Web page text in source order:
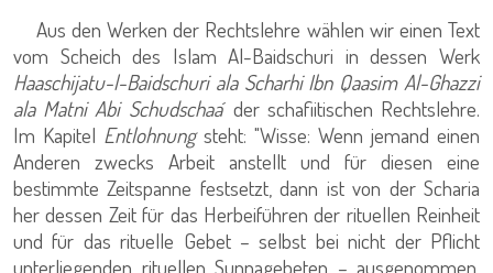
Aus den Werken der Rechtslehre wählen wir einen Text
vom Scheich des Islam Al-Baidschuri in dessen Werk
Haaschijatu-l-Baidschuri ala Scharhi Ibn Qaasim Al-Ghazzi
ala Matni Abi Schudschaa´ der schafiitischen Rechtslehre.
Im Kapitel Entlohnungsteht: "Wisse: Wenn jemand einen
Anderen zwecks Arbeit anstellt und für diesen eine
bestimmte Zeitspanne festsetzt, dann ist von der Scharia
her dessen Zeit für das Herbeiführen der rituellen Reinheit
und für das rituelle Gebet – selbst bei nicht der Pflicht
unterliegenden rituellen Sunnagebeten – ausgenommen,